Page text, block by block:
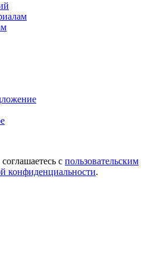
с пользовательским
конфиденциальности.